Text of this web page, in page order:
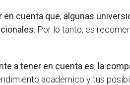
en cuenta que, algunas
. Por lo tanto, es
a tener en cuenta es, la
académico y tus